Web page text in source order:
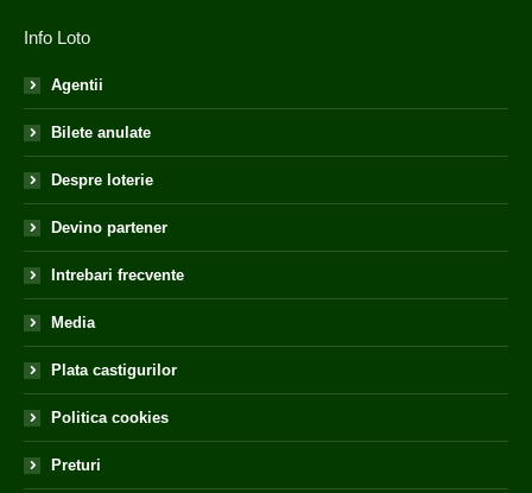
Info Loto
Agentii
Bilete anulate
Despre loterie
Devino partener
Intrebari frecvente
Media
Plata castigurilor
Politica cookies
Preturi